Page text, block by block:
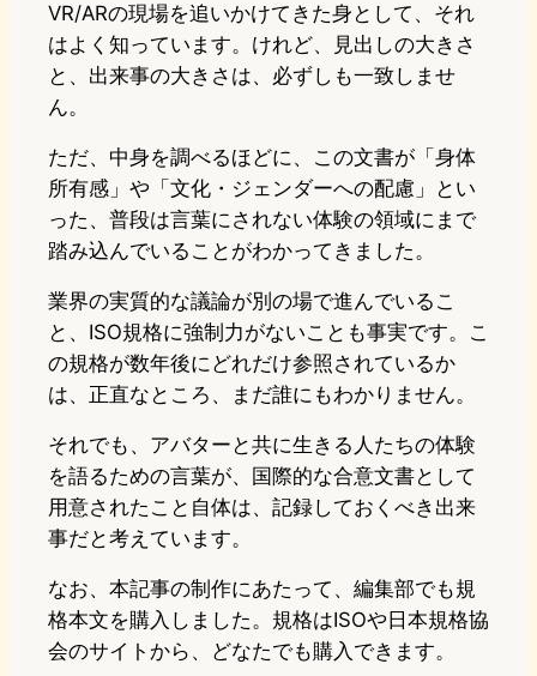
VR/ARの現場を追いかけてきた身として、それ
はよく知っています。けれど、見出しの大きさ
と、出来事の大きさは、必ずしも一致しませ
ん。
ただ、中身を調べるほどに、この文書が「身体
所有感」や「文化・ジェンダーへの配慮」とい
った、普段は言葉にされない体験の領域にまで
踏み込んでいることがわかってきました。
業界の実質的な議論が別の場で進んでいるこ
と、ISO規格に強制力がないことも事実です。こ
の規格が数年後にどれだけ参照されているか
は、正直なところ、まだ誰にもわかりません。
それでも、アバターと共に生きる人たちの体験
を語るための言葉が、国際的な合意文書として
用意されたこと自体は、記録しておくべき出来
事だと考えています。
なお、本記事の制作にあたって、編集部でも規
格本文を購入しました。規格はISOや日本規格協
会のサイトから、どなたでも購入できます。